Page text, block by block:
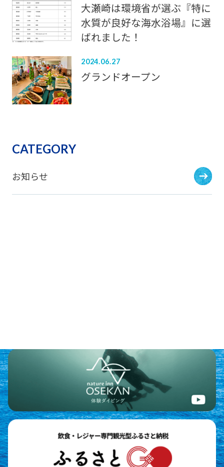
大瀬崎は環境省が選ぶ『特に
水質が良好な海水浴場』に選
ばれました！
2024.06.27
グランドオープン
CATEGORY
お知らせ